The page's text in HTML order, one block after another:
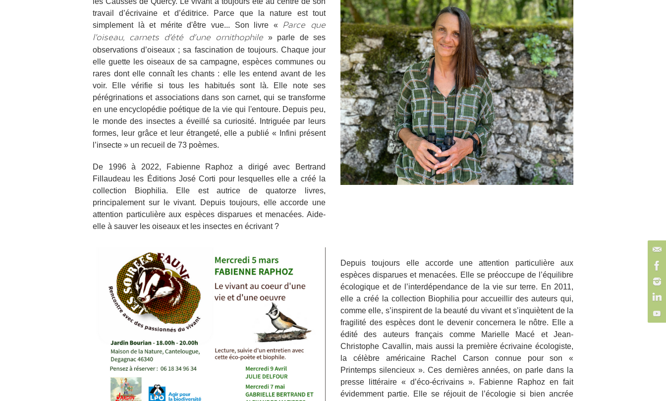
travail d’écrivaine et d’éditrice. Parce que la nature est tout
simplement là et mérite d'être vue... Son livre «
Parce que
l'oiseau, carnets d'été d'une ornithophile » parle de ses
observations d’oiseaux ; sa fascination de toujours. Chaque jour
elle guette les oiseaux de sa campagne, espèces communes ou
rares dont elle connaît les chants : elle les entend avant de les
voir. Elle vérifie si tous les habitués sont là. Elle note ses
pérégrinations et associations dans son carnet, qui se transforme
en une encyclopédie poétique de la vie qui l'entoure. Depuis peu,
le monde des insectes a éveillé sa curiosité. Intriguée par leurs
formes, leur grâce et leur étrangeté, elle a publié « Infini présent
l’insecte » un recueil de 73 poèmes.
De 1996 à 2022, Fabienne Raphoz a dirigé avec Bertrand
Fillaudeau les Éditions José Corti pour lesquelles elle a créé la
collection Biophilia. Elle est autrice de quatorze livres,
principalement sur le vivant. Depuis toujours, elle accorde une
attention particulière aux espèces disparues et menacées. Aide-
elle à sauver les oiseaux et les insectes en écrivant ?
Depuis toujours elle accorde une attention particulière aux
espèces disparues et menacées. Elle se préoccupe de l’équilibre
écologique et de l’interdépendance de la vie sur terre. En 2011,
elle a créé la collection Biophilia pour accueillir des auteurs qui,
comme elle, s’inspirent de la beauté du vivant et s’inquiètent de la
fragilité des espèces dont le devenir concernera le nôtre. Elle a
édité des auteurs français comme Marielle Macé et Jean-
Christophe Cavallin, mais aussi la première écrivaine écologiste,
la célèbre américaine Rachel Carson connue pour son «
Printemps silencieux ». Ces dernières années, on parle dans la
presse littéraire « d’éco-écrivains ». Fabienne Raphoz en fait
évidemment partie. Elle se réjouit de l’écologie si bien ancrée